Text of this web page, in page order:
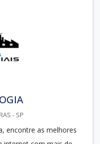
- SP
encontre as melhores